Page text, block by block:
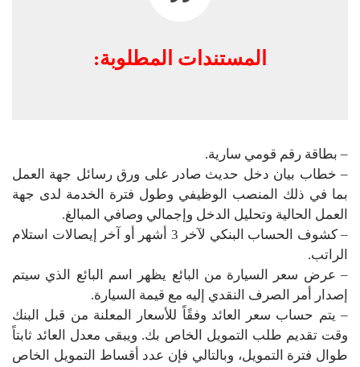
المستندات المطلوبة:
– بطاقة رقم قومي سارية.
– خطاب بيان دخل حديث صادر على ورق رسائل جهة العمل
بما في ذلك المنصب الوظيفي وطول فترة الخدمة لدى جهة
العمل الحالية وتحليل الدخل وإجمالي وصافي المبالغ.
– كشوف الحساب البنكي لآخر 3 أشهر أو آخر إيصالات استلام
الراتب.
– عرض سعر السيارة من البائع يظهر اسم البائع الذي سيتم
إصدار أمر الصرف النقدي إليه مع قيمة السيارة.
– يتم حساب سعر العائد وفقًاً للأسعار المعلنة من قبل البنك
وقت تقديم طلب التمويل الخاص بك. ويبقى معدل العائد ثابتاً
طوال فترة التمويل، وبالتالي فإن عدد أقساط التمويل الخاص